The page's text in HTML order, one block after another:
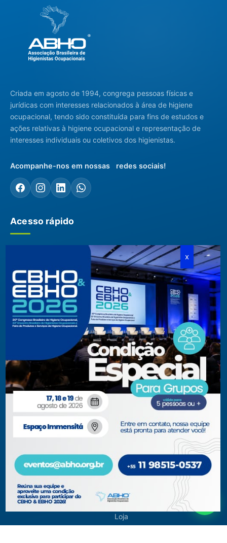
Criada em agosto de 1994, congrega pessoas físicas e
jurídicas com interesses relacionados à área de higiene
ocupacional, tendo sido constituída para fins de estudos e
ações relativas à higiene ocupacional e representação de
interesses individuais ou coletivos dos higienistas.
Acompanhe-nos em nossas redes sociais!
Acesso rápido
Diretoria, Conselhos, Comitês e
Regionais
Documentos Institucionais
Membros
Membros Certificados
Seja Membro
Filiação Pessoa Física
Filiação Pessoa Jurídica
Certificação
Certificação
2026
Conteúdos Técnicos
Artigos Técnicos
Biblioteca
Blog
Museu Virtual
Revistas
CBHO&EBHO 2026
CBHO&EBHO 2026
Chamada para Trabalhos
Técnicos 2026
Cursos e Eventos
Cursos Modulares
Eventos Regionais
Loja